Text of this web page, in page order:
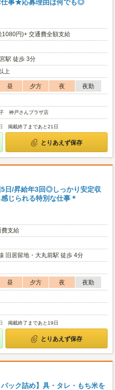
仕事★応募理由は何でも◎
円)+ 交通費全額支給
駅 徒歩 3分
上
昼 夕方 夜
夜勤
神戸さんプラザ店
掲載終了まであと21日
とりあえず保存
5日/昇給年3回◎しっかり安定収
じられる特別な仕事＊
費支給
旧居留地・大丸前駅 徒歩 4分
昼 夕方 夜
夜勤
掲載終了まであと19日
とりあえず保存
パック詰め】具・タレ・もち米を